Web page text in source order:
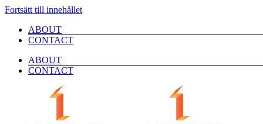
Fortsätt till innehållet
ABOUT
CONTACT
ABOUT
CONTACT